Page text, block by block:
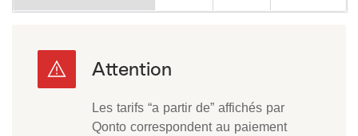
Les tarifs “a partir de” affichés par
Qonto correspondent au paiement